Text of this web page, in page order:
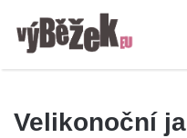
Velikonoční